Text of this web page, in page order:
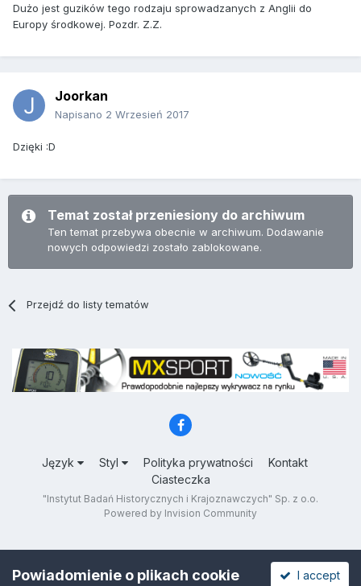
Dużo jest guzików tego rodzaju sprowadzanych z Anglii do
Europy środkowej. Pozdr. Z.Z.
Joorkan
Napisano 2 Wrzesień 2017
Dzięki :D
Temat został przeniesiony do archiwum
Ten temat przebywa obecnie w archiwum. Dodawanie
nowych odpowiedzi zostało zablokowane.
Przejdź do listy tematów
Język Styl Polityka prywatności
Kontakt
Ciasteczka
"Instytut Badań Historycznych i Krajoznawczych" Sp. z o.o.
Powered by Invision Community
Powiadomienie o plikach cookie I accept